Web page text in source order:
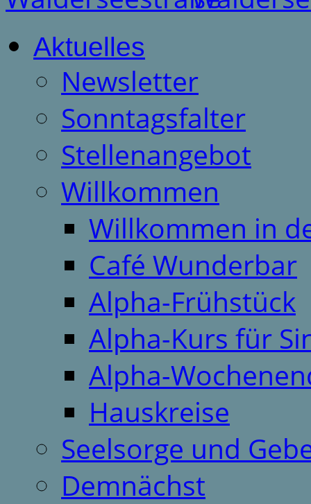
Aktuelles
Newsletter
Sonntagsfalter
Stellenangebot
Willkommen
Willkommen in
Café Wunderbar
Alpha-Frühstück
Alpha-Kurs für
Alpha-
Hauskreise
Seelsorge und
Demnächst